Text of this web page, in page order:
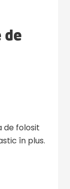
de
de folosit
în plus.